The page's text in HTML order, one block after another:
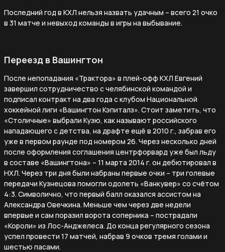
Последний год в КХЛ нельзя назвать удачным – всего 21 очко
в 31 матче и невыход команды в игры на выбывание.
Переезд в Вашингтон
После непопадания «Трактора» в плей-офф КХЛ Евгений
завершил сотрудничество с челябинской командой и
подписал контракт на два года с клубом Национальной
хоккейной лиги «Вашингтон Кэпиталз». Стоит заметить, что
«Столичные» выбрали Кузю, как называют российского
нападающего с детства, на драфте ещё в 2010 г., забрав его
уже в первом раунде под номером 26. Через несколько дней
после оформления соглашения центрфорвард уже был льду
в составе «Вашингтона» – 11 марта 2014 г. он дебютировал в
НХЛ. Через три дня были набраны первые очки – три голевые
передачи Кузнецова помогли одолеть «Ванкувер» со счётом
4:3. Символично, что первый балл оказался ассистом на
Александра Овечкина. Меньше чем через две недели
впервые и сам поразил ворота соперника – пострадали
«Короли» из Лос-Анджелеса. До конца регулярного сезона
успел провести 17 матчей, набрав 9 очков тремя голами и
шестью пасами.